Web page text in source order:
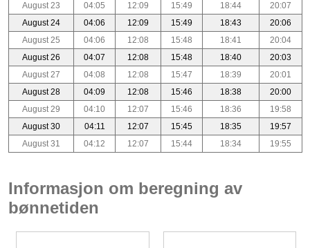
August 23
04:05 12:09 15:49 18:44
20:07
August 24
04:06 12:09 15:49 18:43
20:06
August 25
04:06 12:08 15:48 18:41
20:04
August 26
04:07 12:08 15:48 18:40
20:03
August 27
04:08 12:08 15:47 18:39
20:01
August 28
04:09 12:08 15:46 18:38
20:00
August 29
04:10 12:07 15:46 18:36
19:58
August 30
04:11 12:07 15:45 18:35
19:57
August 31
04:12 12:07 15:44 18:34 19:55
Informasjon om beregning av
bønnetiden